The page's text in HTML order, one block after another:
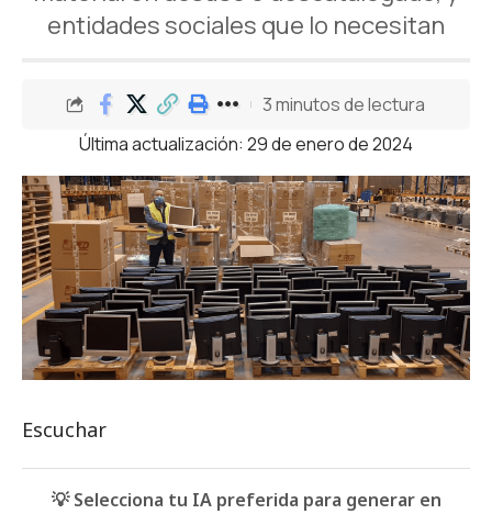
entidades sociales que lo necesitan
Última actualización: 29 de enero de 2024
3 minutos de lectura
Escuchar
💡 Selecciona tu IA preferida para generar en